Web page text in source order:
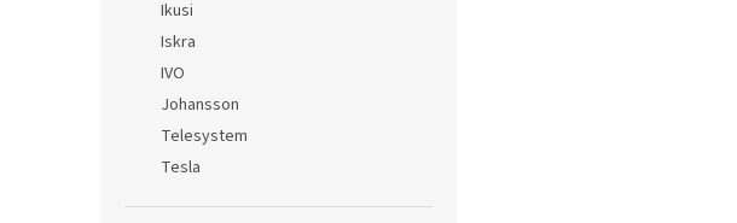
Ikusi
Iskra
IVO
Johansson
Telesystem
Tesla